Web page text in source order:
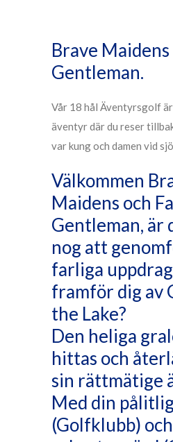
Brave
Gentleman.
Vår 18 hål Äventyrsgolf
äventyr där du reser
var kung och damen vid
Välkommen
Maidens och
Gentleman, är
nog att
farliga
framför dig av
the Lake?
Den heliga
hittas och
sin rättmätige
Med din
(Golfklubb)